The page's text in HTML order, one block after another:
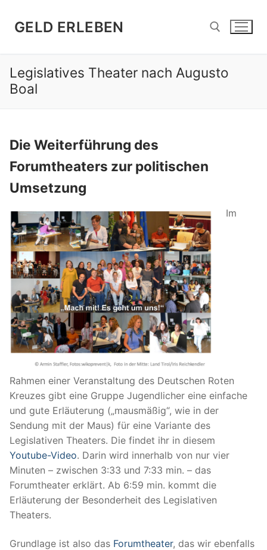
Inhalt
springen
GELD ERLEBEN
Suchen nach:
Legislatives Theater nach Augusto
Boal
Die Weiterführung des
Forumtheaters zur politischen
Umsetzung
Im
Rahmen einer Veranstaltung des Deutschen Roten
Kreuzes gibt eine Gruppe Jugendlicher eine einfache
und gute Erläuterung („mausmäßig“, wie in der
Sendung mit der Maus) für eine Variante des
Legislativen Theaters. Die findet ihr in diesem
Youtube-Video. Darin wird innerhalb von nur vier
Minuten – zwischen 3:33 und 7:33 min. – das
Forumtheater erklärt. Ab 6:59 min. kommt die
Erläuterung der Besonderheit des Legislativen
Theaters.
Grundlage ist also das Forumtheater, das wir ebenfalls